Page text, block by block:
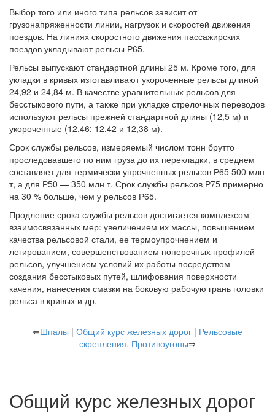
Выбор того или иного типа рельсов зависит от
грузонапряженности линии, нагрузок и скоростей движения
поездов. На линиях скоростного движения пассажирских
поездов укладывают рельсы Р65.
Рельсы выпускают стандартной длины 25 м. Кроме того, для
укладки в кривых изготавливают укороченные рельсы длиной
24,92 и 24,84 м. В качестве уравнительных рельсов для
бесстыкового пути, а также при укладке стрелочных переводов
используют рельсы прежней стандартной длины (12,5 м) и
укороченные (12,46; 12,42 и 12,38 м).
Срок службы рельсов, измеряемый числом тонн брутто
проследовавшего по ним груза до их перекладки, в среднем
составляет для термически упрочненных рельсов Р65 500 млн
т, а для Р50 — 350 млн т. Срок службы рельсов Р75 примерно
на 30 % больше, чем у рельсов Р65.
Продление срока службы рельсов достигается комплексом
взаимосвязанных мер: увеличением их массы, повышением
качества рельсовой стали, ее термоупрочнением и
легированием, совершенствованием поперечных профилей
рельсов, улучшением условий их работы посредством
создания бесстыковых путей, шлифования поверхности
качения, нанесения смазки на боковую рабочую грань головки
рельса в кривых и др.
⇐Шпалы | Общий курс железных дорог | Рельсовые
скрепления. Противоугоны⇒
Общий курс железных дорог